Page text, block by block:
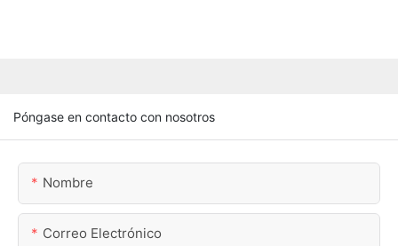
Póngase en contacto con nosotros
Nombre
Correo Electrónico